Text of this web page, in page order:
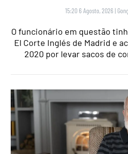
15:20 6 Agosto, 2026 |
O funcionário em questão
El Corte Inglés de Madrid e
2020 por levar sacos de